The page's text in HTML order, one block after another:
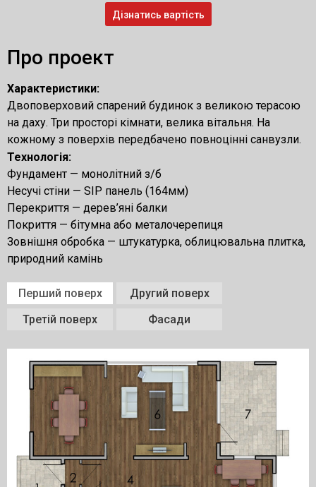
Дізнатись вартість
Про проект
Характеристики:
Двоповерховий спарений будинок з великою терасою
на даху. Три просторі кімнати, велика вітальня. На
кожному з поверхів передбачено повноцінні санвузли.
Технологія:
Фундамент — монолітний з/б
Несучі стіни — SIP панель (164мм)
Перекриття — дерев’яні балки
Покриття — бітумна або металочерепиця
Зовнішня обробка — штукатурка, облицювальна плитка,
природний камінь
Перший поверх
Другий поверх
Третій поверх
Фасади